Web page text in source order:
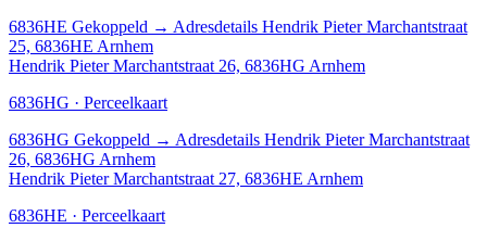
6836HE Gekoppeld → Adresdetails Hendrik Pieter Marchantstraat
25, 6836HE Arnhem
Hendrik Pieter Marchantstraat 26, 6836HG Arnhem
6836HG · Perceelkaart
6836HG Gekoppeld → Adresdetails Hendrik Pieter Marchantstraat
26, 6836HG Arnhem
Hendrik Pieter Marchantstraat 27, 6836HE Arnhem
6836HE · Perceelkaart